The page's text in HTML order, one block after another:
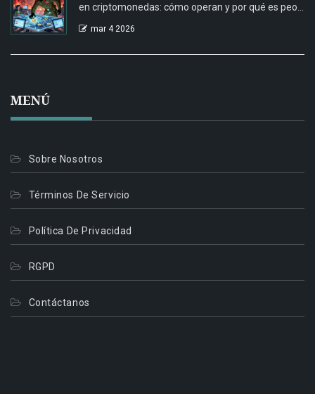
en criptomonedas: cómo operan y por qué es peor
mar 4 2026
MENÚ
Sobre Nosotros
Términos De Servicio
Política De Privacidad
RGPD
Contáctanos